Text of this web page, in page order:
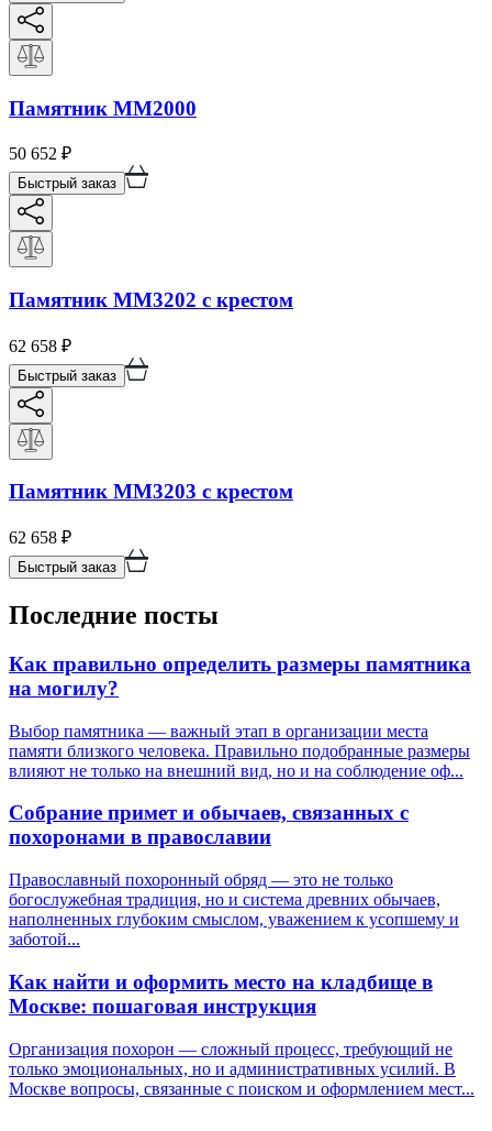
Памятник ММ2000
50 652 ₽
Быстрый заказ
Памятник ММ3202 с крестом
62 658 ₽
Быстрый заказ
Памятник ММ3203 с крестом
62 658 ₽
Быстрый заказ
Последние посты
Как правильно определить размеры памятника
на могилу?
Выбор памятника — важный этап в организации места
памяти близкого человека. Правильно подобранные размеры
влияют не только на внешний вид, но и на соблюдение оф...
Собрание примет и обычаев, связанных с
похоронами в православии
Православный похоронный обряд — это не только
богослужебная традиция, но и система древних обычаев,
наполненных глубоким смыслом, уважением к усопшему и
заботой...
Как найти и оформить место на кладбище в
Москве: пошаговая инструкция
Организация похорон — сложный процесс, требующий не
только эмоциональных, но и административных усилий. В
Москве вопросы, связанные с поиском и оформлением мест...